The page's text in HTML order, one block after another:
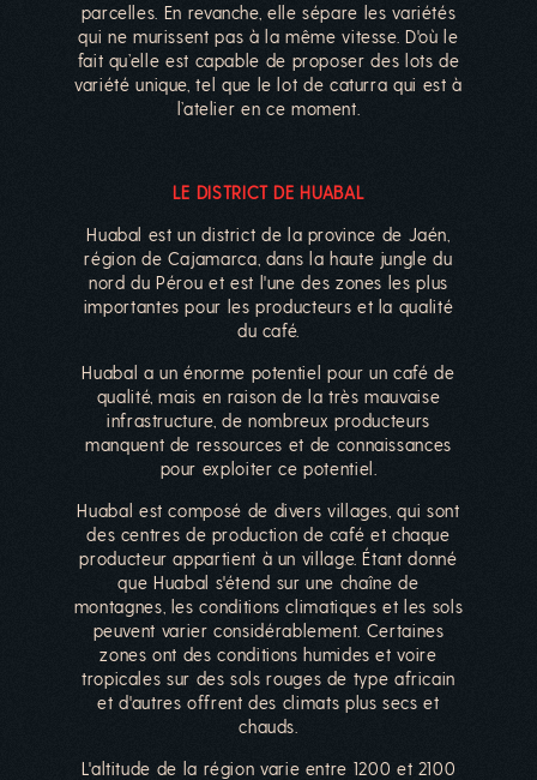
parcelles. En revanche, elle sépare les variétés
qui ne murissent pas à la même vitesse. D'où le
fait qu’elle est capable de proposer des lots de
variété unique, tel que le lot de caturra qui est à
l’atelier en ce moment.
LE DISTRICT DE HUABAL
Huabal est un district de la province de Jaén,
région de Cajamarca, dans la haute jungle du
nord du Pérou et est l'une des zones les plus
importantes pour les producteurs et la qualité
du café.
Huabal a un énorme potentiel pour un café de
qualité, mais en raison de la très mauvaise
infrastructure, de nombreux producteurs
manquent de ressources et de connaissances
pour exploiter ce potentiel.
Huabal est composé de divers villages, qui sont
des centres de production de café et chaque
producteur appartient à un village. Étant donné
que Huabal s'étend sur une chaîne de
montagnes, les conditions climatiques et les sols
peuvent varier considérablement. Certaines
zones ont des conditions humides et voire
tropicales sur des sols rouges de type africain
et d'autres offrent des climats plus secs et
chauds.
L'altitude de la région varie entre 1200 et 2100